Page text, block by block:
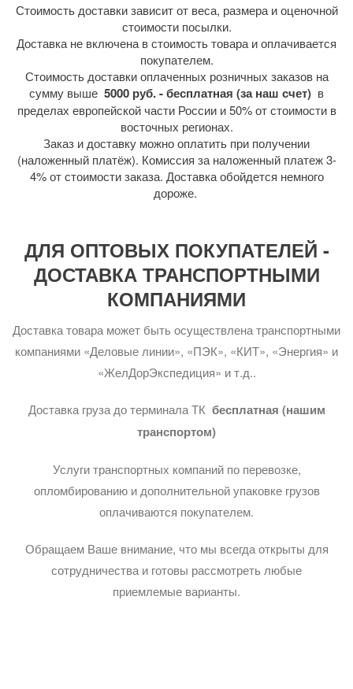
Стоимость доставки зависит от веса, размера и оценочной
стоимости посылки.
Доставка не включена в стоимость товара и оплачивается
покупателем.
Стоимость доставки оплаченных розничных заказов на
сумму выше 5000 руб. - бесплатная (за наш счет) в
пределах европейской части России и 50% от стоимости в
восточных регионах.
Заказ и доставку можно оплатить при получении
(наложенный платёж). Комиссия за наложенный платеж 3-
4% от стоимости заказа. Доставка обойдется немного
дороже.
ДЛЯ ОПТОВЫХ ПОКУПАТЕЛЕЙ -
ДОСТАВКА ТРАНСПОРТНЫМИ
КОМПАНИЯМИ
Доставка товара может быть осуществлена транспортными
компаниями «Деловые линии», «ПЭК», «КИТ», «Энергия» и
«ЖелДорЭкспедиция» и т.д..
Доставка груза до терминала ТК бесплатная (нашим
транспортом)
Услуги транспортных компаний по перевозке,
опломбированию и дополнительной упаковке грузов
оплачиваются покупателем.
Обращаем Ваше внимание, что мы всегда открыты для
сотрудничества и готовы рассмотреть любые
приемлемые варианты.